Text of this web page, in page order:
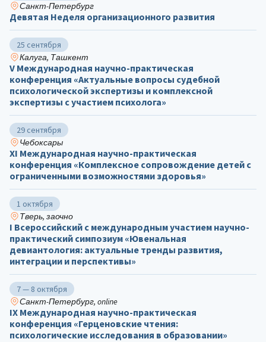
Санкт-Петербург
Девятая Неделя организационного развития
25 сентября
Калуга, Ташкент
V Международная научно-практическая
конференция «Актуальные вопросы судебной
психологической экспертизы и комплексной
экспертизы с участием психолога»
29 сентября
Чебоксары
ХΙ Международная научно-практическая
конференция «Комплексное сопровождение детей с
ограниченными возможностями здоровья»
1 октября
Тверь, заочно
I Всероссийский с международным участием научно-
практический симпозиум «Ювенальная
девиантология: актуальные тренды развития,
интеграции и перспективы»
7 — 8 октября
Санкт-Петербург, online
IX Международная научно-практическая
конференция «Герценовские чтения:
психологические исследования в образовании»